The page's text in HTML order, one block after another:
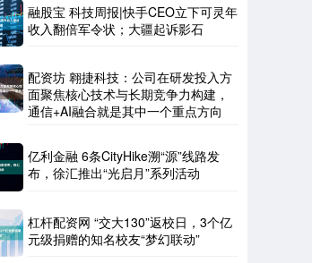
融股宝 科技周报|快手CEO立下可灵年
收入翻倍军令状；大疆起诉影石
配资坊 翱捷科技：公司在研发投入方
面聚焦核心技术与长期竞争力构建，
通信+AI融合就是其中一个重点方向
亿利金融 6条CityHike溯“源”线路发
布，徐汇推出“光启月”系列活动
杠杆配资网 “交大130”返校日，3个亿
元级捐赠的知名校友“梦幻联动”